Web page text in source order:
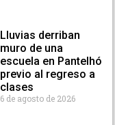
Lluvias derriban
muro de una
escuela en Pantelhó
previo al regreso a
clases
6 de agosto de 2026